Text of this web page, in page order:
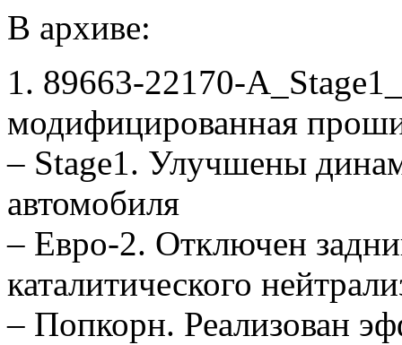
В архиве:
1. 89663-22170-
модифицированная
– Stage1. Улучшены
автомобиля
– Евро-2. Отключен
каталитического
– Попкорн. Реализован